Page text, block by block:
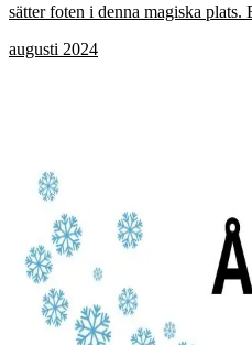
sätter foten i denna magiska
augusti 2024